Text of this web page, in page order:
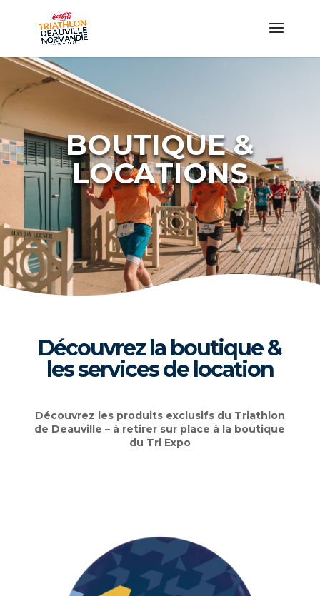
BOUTIQUE &
LOCATIONS
Découvrez la boutique &
les services de location
Découvrez les produits exclusifs du Triathlon
de Deauville – à retirer sur place à la boutique
du Tri Expo